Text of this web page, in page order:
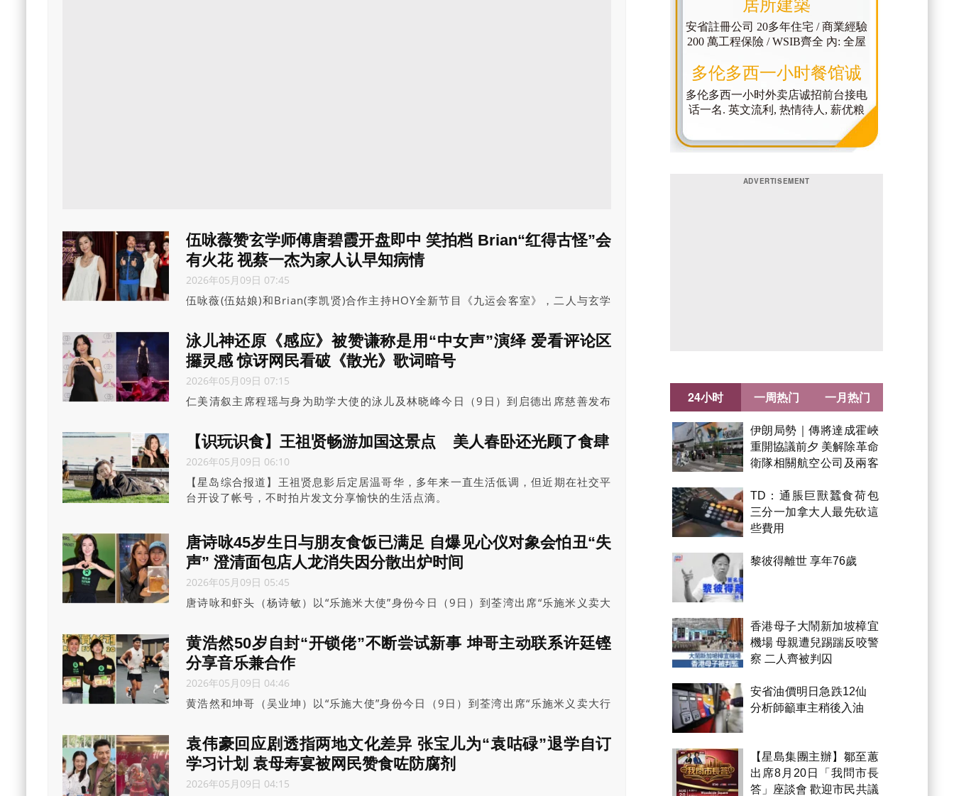
伍咏薇赞玄学师傅唐碧霞开盘即中 笑拍档 Brian“红得古怪”会
有火花 视蔡一杰为家人认早知病情
2026年05月09日 07:45
伍咏薇(伍姑娘)和Brian(李凯贤)合作主持HOY全新节目《九运会客室》，二人与玄学
泳儿神还原《感应》被赞谦称是用“中女声”演绎 爱看评论区
攞灵感 惊讶网民看破《散光》歌词暗号
2026年05月09日 07:15
仁美清叙主席程瑶与身为助学大使的泳儿及林晓峰今日（9日）到启德出席慈善发布
【识玩识食】王祖贤畅游加国这景点 美人春卧还光顾了食肆
2026年05月09日 06:10
【星岛综合报道】王祖贤息影后定居温哥华，多年来一直生活低调，但近期在社交平
台开设了帐号，不时拍片发文分享愉快的生活点滴。
唐诗咏45岁生日与朋友食饭已满足 自爆见心仪对象会怕丑“失
声” 澄清面包店人龙消失因分散出炉时间
2026年05月09日 05:45
唐诗咏和虾头（杨诗敏）以“乐施米大使”身份今日（9日）到荃湾出席“乐施米义卖大
黄浩然50岁自封“开锁佬”不断尝试新事 坤哥主动联系许廷铿
分享音乐兼合作
2026年05月09日 04:46
黄浩然和坤哥（吴业坤）以“乐施大使”身份今日（9日）到荃湾出席“乐施米义卖大行
多跑友纷纷透过他捐钱给大会，发哥（周润发）要求他代为呼吁大家购买乐施米，希
望帮助山区农民学习新科技农耕，发展经济自给自足。坤哥也指出，要帮助农民可持
续发展不是一时三刻的事，而他也有歌迷会支持这次活动。
袁伟豪回应剧透指两地文化差异 张宝儿为“袁咕碌”退学自订
学习计划 袁母寿宴被网民赞食咗防腐剂
2026年05月09日 04:15
24小时
伊朗局勢｜傳將達成霍峽
重開協議前夕 美解除革命
衛隊相關航空公司及兩客
Advertisement
TD：通脹巨獸蠶食荷包
三分一加拿大人最先砍這
些費用
黎彼得離世 享年76歲
香港母子大鬧新加坡樟宜
機場 母親遭兒踢踹反咬警
察 二人齊被判囚
安省油價明日急跌12仙
分析師籲車主稍後入油
【星島集團主辦】鄒至蕙
出席8月20日「我問市長
答」座談會 歡迎市民共議
一周热门 一月热门